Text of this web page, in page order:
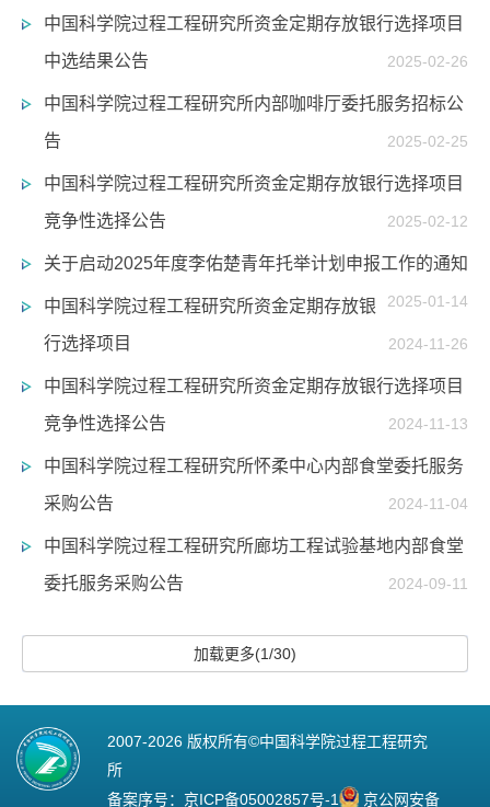
中国科学院过程工程研究所资金定期存放银行选择项目
中选结果公告
2025-02-26
中国科学院过程工程研究所内部咖啡厅委托服务招标公
告
2025-02-25
中国科学院过程工程研究所资金定期存放银行选择项目
竞争性选择公告
2025-02-12
关于启动2025年度李佑楚青年托举计划申报工作的通知
2025-01-14
中国科学院过程工程研究所资金定期存放银
行选择项目
2024-11-26
中国科学院过程工程研究所资金定期存放银行选择项目
竞争性选择公告
2024-11-13
中国科学院过程工程研究所怀柔中心内部食堂委托服务
采购公告
2024-11-04
中国科学院过程工程研究所廊坊工程试验基地内部食堂
委托服务采购公告
2024-09-11
加载更多(1/30)
2007-2026 版权所有©中国科学院过程工程研究
所
备案序号： 京ICP备05002857号-1 京公网安备